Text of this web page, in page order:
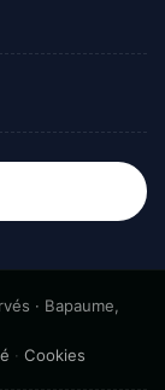
· Bapaume,
· Cookies